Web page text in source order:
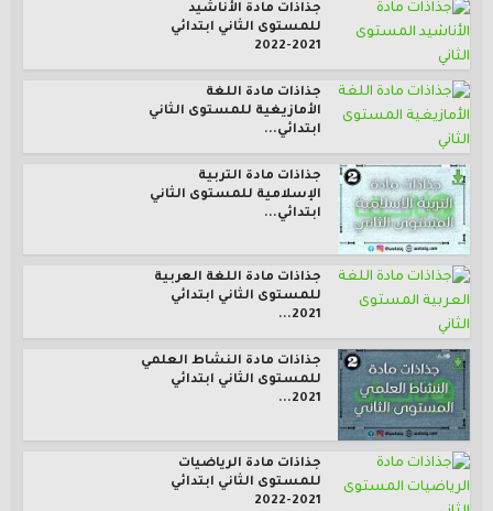
جذاذات مادة الأناشيد
للمستوى الثاني ابتدائي
2021-2022
جذاذات مادة اللغة
الأمازيغية للمستوى الثاني
ابتدائي...
جذاذات مادة التربية
الإسلامية للمستوى الثاني
ابتدائي...
جذاذات مادة اللغة العربية
للمستوى الثاني ابتدائي
2021...
جذاذات مادة النشاط العلمي
للمستوى الثاني ابتدائي
2021...
جذاذات مادة الرياضيات
للمستوى الثاني ابتدائي
2021-2022